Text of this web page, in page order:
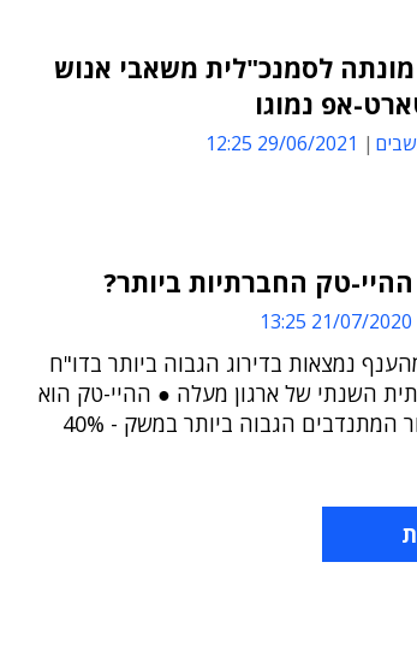
מונתה לסמנכ"לית משאבי אנוש
אפ נמוגו
29/06/2021 12:25
טק החברתיות ביותר?
21/07/2020 13:25
נמצאות בדירוג הגבוה ביותר בדו"ח
השנתי של ארגון מעלה ● ההיי-טק הוא
הגבוה ביותר במשק - 40%